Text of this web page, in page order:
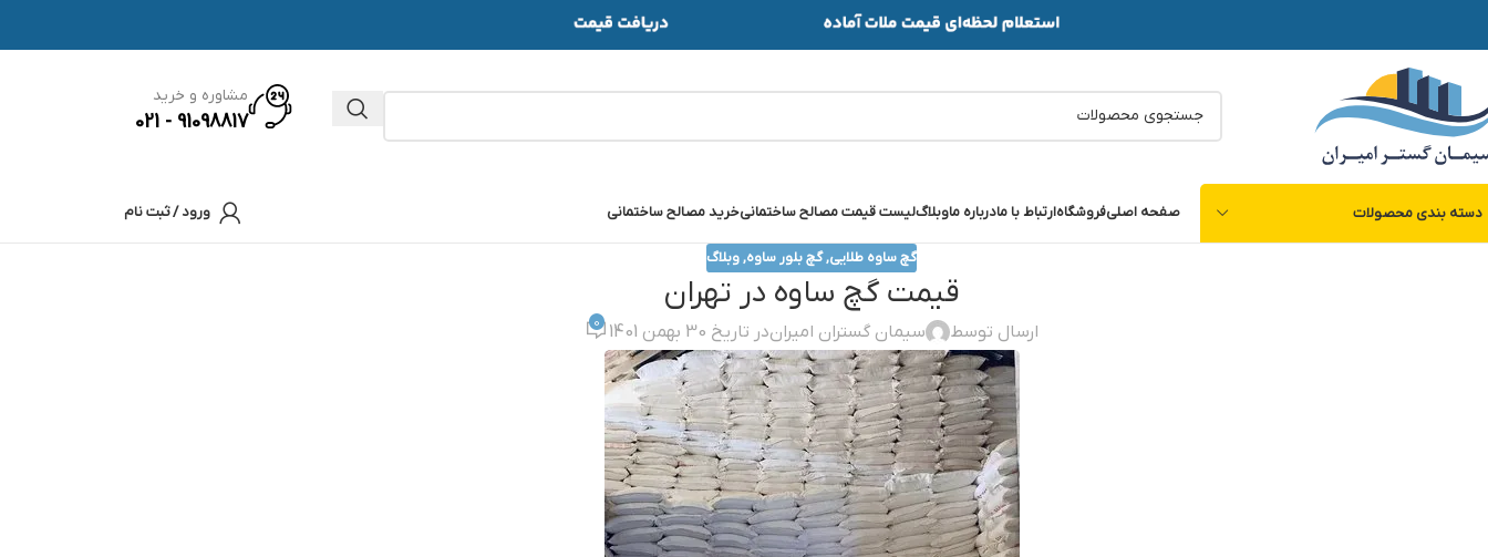
مشاوره و خرید
91098817 - 021
دسته بندی محصولات صفحه اصلیفروشگاهارتباط با مادرباره ماوبلاگلیست قیمت مصالح ساختمانیخرید مصالح ساختمانی ورود / ثبت نام
گچ ساوه طلایی,گچ بلور ساوه,وبلاگ
قيمت گچ ساوه در تهران
ارسال توسط سیمان گستران امیراندر تاریخ 30 بهمن 1401 0